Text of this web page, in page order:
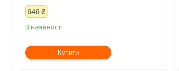
646 ₴
В наявності
Купити